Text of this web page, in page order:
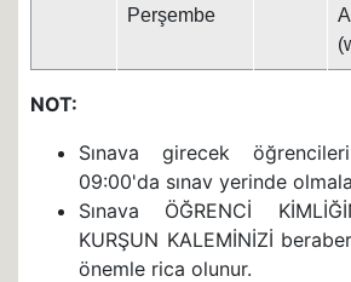
Perşembe
NOT:
Sınava girecek
09:00'da sınav yerinde
Sınava ÖĞRENCİ
KURŞUN KALEMİNİZİ
önemle rica olunur.